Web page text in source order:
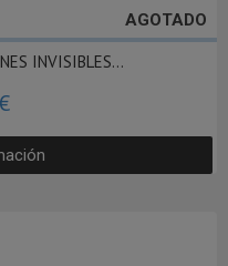
AGOTADO
INVISIBLES...